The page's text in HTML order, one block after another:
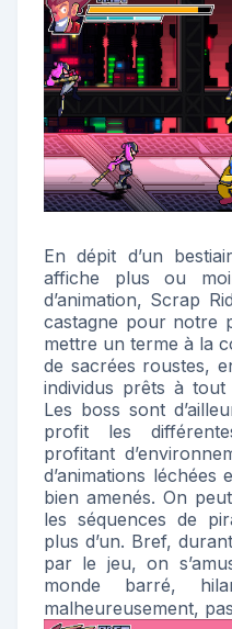
En dépit d’un
affiche plus ou
d’animation, Scrap
castagne pour notre
mettre un terme à la
de sacrées roustes,
individus prêts à
Les boss sont
profit les
profitant
d’animations
bien amenés. On
les séquences de
plus d’un. Bref,
par le jeu, on
monde barré,
malheureusement,